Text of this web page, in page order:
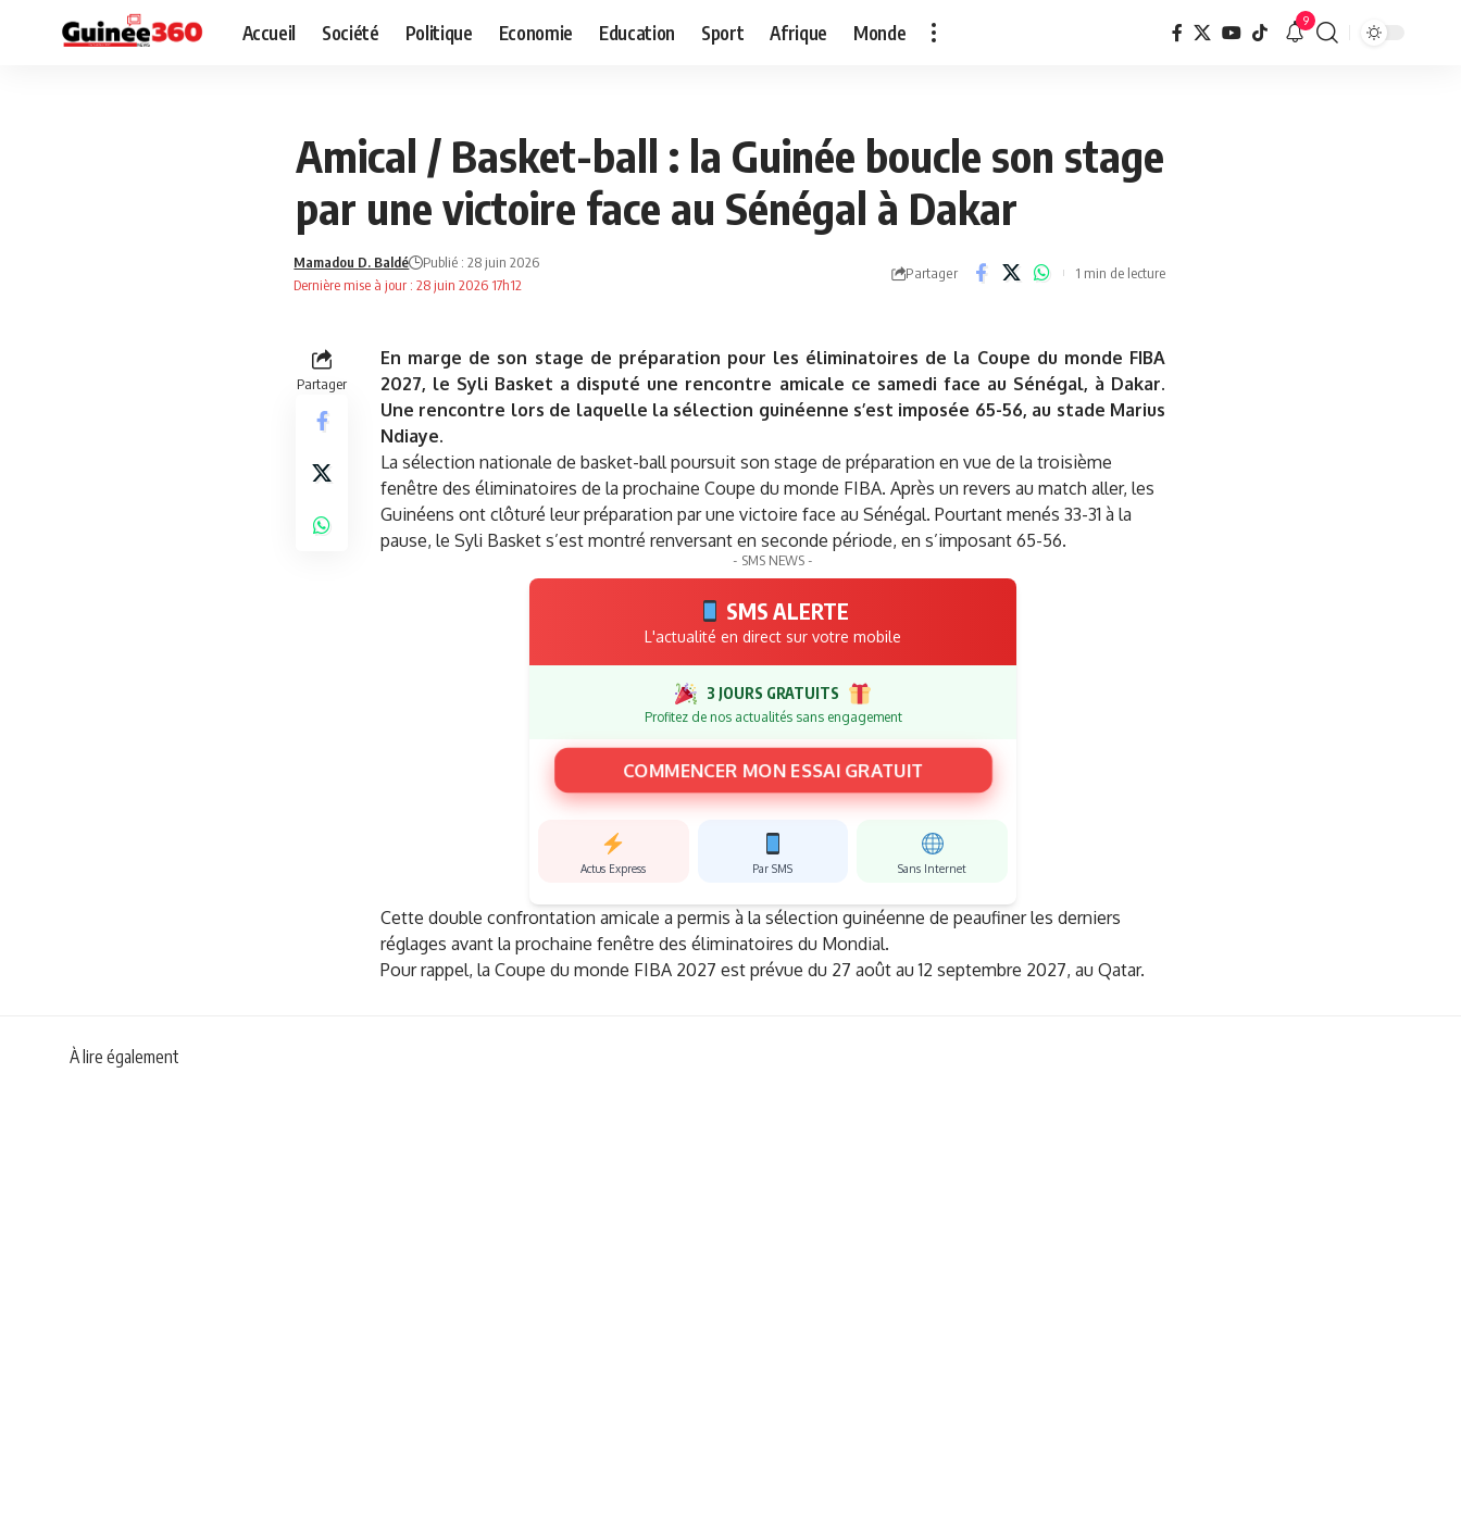
Accueil Société Politique Economie Education Sport Afrique Monde 9
Amical / Basket-ball : la Guinée boucle son stage
par une victoire face au Sénégal à Dakar
Dernière mise à jour : 28 juin 2026 17h12
Mamadou D. Baldé Publié : 28 juin 2026
Partager 1 min de lecture
Partager
En marge de son stage de préparation pour les éliminatoires de la Coupe du monde FIBA
2027, le Syli Basket a disputé une rencontre amicale ce samedi face au Sénégal, à Dakar.
Une rencontre lors de laquelle la sélection guinéenne s’est imposée 65-56, au stade Marius
Ndiaye.
La sélection nationale de basket-ball poursuit son stage de préparation en vue de la troisième
fenêtre des éliminatoires de la prochaine Coupe du monde FIBA. Après un revers au match aller, les
Guinéens ont clôturé leur préparation par une victoire face au Sénégal. Pourtant menés 33-31 à la
pause, le Syli Basket s’est montré renversant en seconde période, en s’imposant 65-56.
- SMS NEWS -
SMS ALERTE
L'actualité en direct sur votre mobile
3 JOURS GRATUITS
Profitez de nos actualités sans engagement
COMMENCER MON ESSAI GRATUIT
Actus Express Par SMS Sans Internet
Cette double confrontation amicale a permis à la sélection guinéenne de peaufiner les derniers
réglages avant la prochaine fenêtre des éliminatoires du Mondial.
Pour rappel, la Coupe du monde FIBA 2027 est prévue du 27 août au 12 septembre 2027, au Qatar.
À lire également